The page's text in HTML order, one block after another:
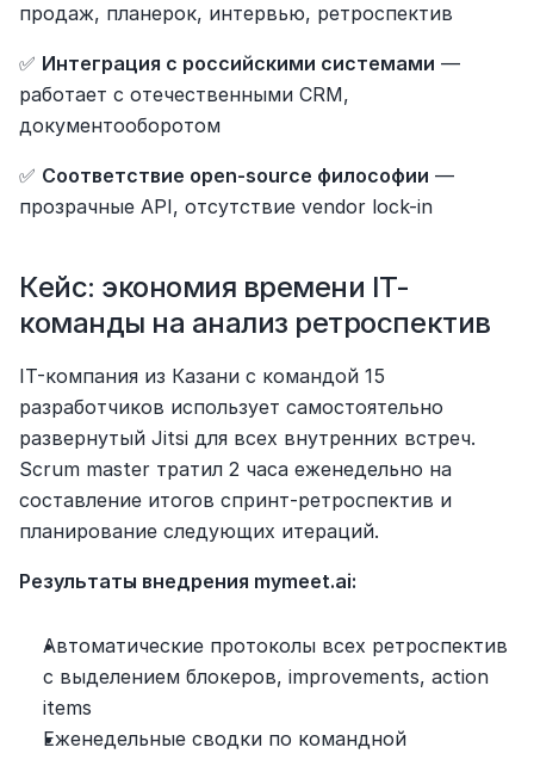
продаж, планерок, интервью, ретроспектив
✅ Интеграция с российскими системами —
работает с отечественными CRM,
документооборотом
✅ Соответствие open-source философии —
прозрачные API, отсутствие vendor lock-in
Кейс: экономия времени IT-
команды на анализ ретроспектив
IT-компания из Казани с командой 15
разработчиков использует самостоятельно
развернутый Jitsi для всех внутренних встреч.
Scrum master тратил 2 часа еженедельно на
составление итогов спринт-ретроспектив и
планирование следующих итераций.
Результаты внедрения mymeet.ai:
Автоматические протоколы всех ретроспектив
с выделением блокеров, improvements, action
items
Еженедельные сводки по командной